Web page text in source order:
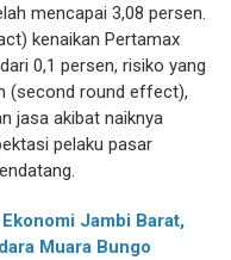
mencapai 3,08 persen.
kenaikan Pertamax
0,1 persen, risiko yang
(second round effect),
jasa akibat naiknya
pelaku pasar
Jambi Barat,
Muara Bungo